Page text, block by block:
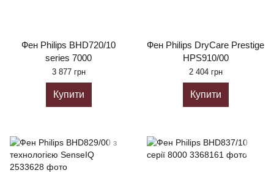
Фен Philips BHD720/10
series 7000
3 877 грн
Купити
Фен Philips DryCare Prestige
HPS910/00
2 404 грн
Купити